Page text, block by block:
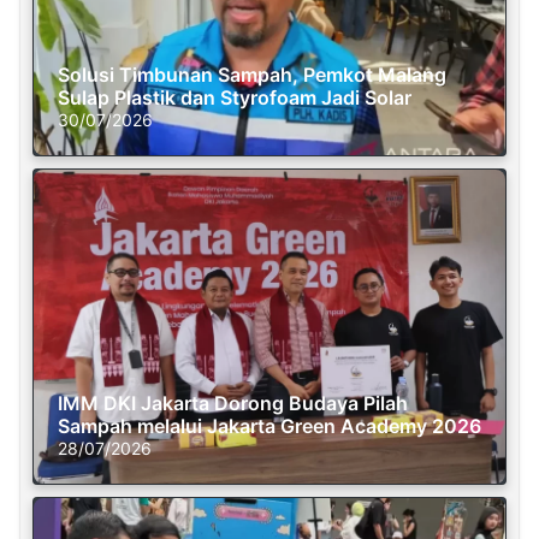
Solusi Timbunan Sampah, Pemkot Malang
Sulap Plastik dan Styrofoam Jadi Solar
30/07/2026
IMM DKI Jakarta Dorong Budaya Pilah
Sampah melalui Jakarta Green Academy 2026
28/07/2026